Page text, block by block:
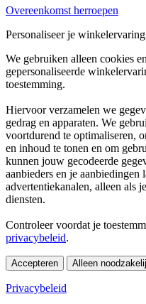
Overeenkomst herroepen
Personaliseer je winkelervaring
We gebruiken alleen cookies
gepersonaliseerde
toestemming.
Hiervoor verzamelen we
gedrag en apparaten. We
voortdurend te optimaliseren,
en inhoud te tonen en om
kunnen jouw gecodeerde
aanbieders en je
advertentiekanalen, alleen als
diensten.
Controleer voordat je
privacybeleid.
Accepteren Alleen
Privacybeleid